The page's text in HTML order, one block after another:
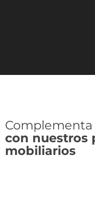
con nuestros
mobiliarios